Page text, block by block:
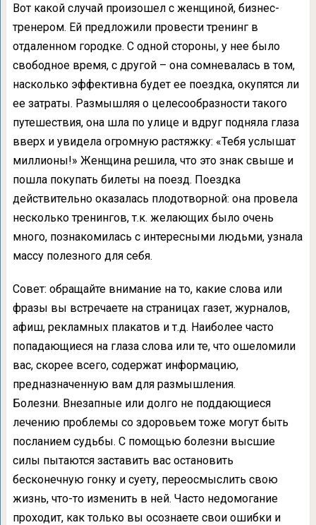
Вот какой случай произошел с женщиной, бизнес-
тренером. Ей предложили провести тренинг в
отдаленном городке. С одной стороны, у нее было
свободное время, с другой – она сомневалась в том,
насколько эффективна будет ее поездка, окупятся ли
ее затраты. Размышляя о целесообразности такого
путешествия, она шла по улице и вдруг подняла глаза
вверх и увидела огромную растяжку: «Тебя услышат
миллионы!» Женщина решила, что это знак свыше и
пошла покупать билеты на поезд. Поездка
действительно оказалась плодотворной: она провела
несколько тренингов, т.к. желающих было очень
много, познакомилась с интересными людьми, узнала
массу полезного для себя.
Совет: обращайте внимание на то, какие слова или
фразы вы встречаете на страницах газет, журналов,
афиш, рекламных плакатов и т.д. Наиболее часто
попадающиеся на глаза слова или те, что ошеломили
вас, скорее всего, содержат информацию,
предназначенную вам для размышления.
Болезни. Внезапные или долго не поддающиеся
лечению проблемы со здоровьем тоже могут быть
посланием судьбы. С помощью болезни высшие
силы пытаются заставить вас остановить
бесконечную гонку и суету, переосмыслить свою
жизнь, что-то изменить в ней. Часто недомогание
проходит, как только вы осознаете свои ошибки и